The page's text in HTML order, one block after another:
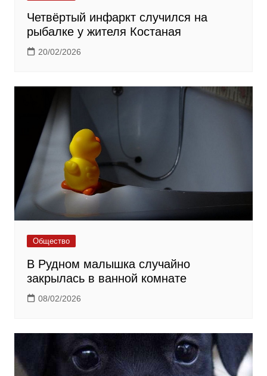
Четвёртый инфаркт случился на
рыбалке у жителя Костаная
20/02/2026
Общество
В Рудном малышка случайно
закрылась в ванной комнате
08/02/2026